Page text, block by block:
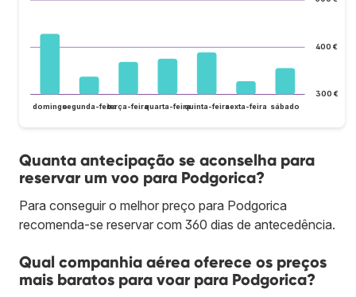
300 €
400 €
domingosegunda-feiraterça-feiraquarta-feiraquinta-feirasexta-feira sábado
Quanta antecipação se aconselha para
reservar um voo para Podgorica?
Para conseguir o melhor preço para Podgorica
recomenda-se reservar com 360 dias de antecedência.
Qual companhia aérea oferece os preços
mais baratos para voar para Podgorica?